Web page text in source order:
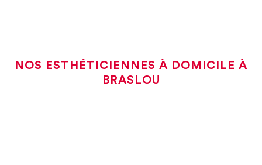
NOS ESTHÉTICIENNES À DOMICILE À
BRASLOU